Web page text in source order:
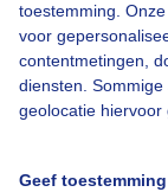
toestemming.
voor
contentmetingen,
diensten.
geolocatie hiervoor
Geef
Over